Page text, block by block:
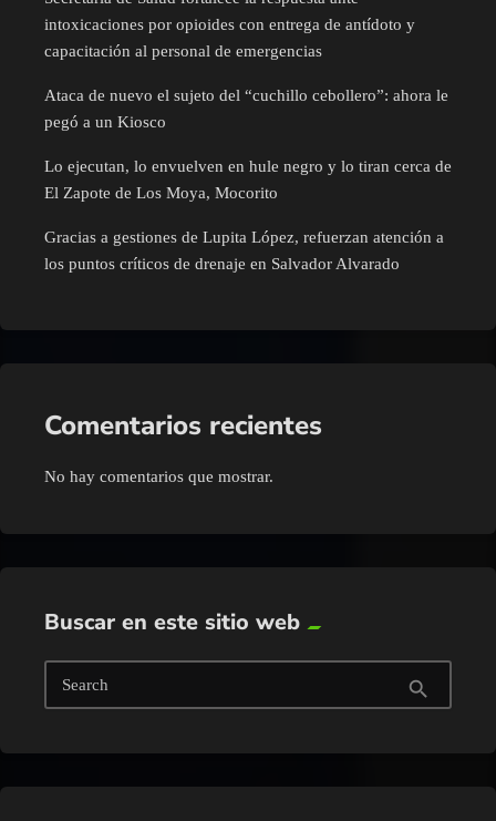
intoxicaciones por opioides con entrega de antídoto y
capacitación al personal de emergencias
Ataca de nuevo el sujeto del “cuchillo cebollero”: ahora le
pegó a un Kiosco
Lo ejecutan, lo envuelven en hule negro y lo tiran cerca de
El Zapote de Los Moya, Mocorito
Gracias a gestiones de Lupita López, refuerzan atención a
los puntos críticos de drenaje en Salvador Alvarado
Comentarios recientes
No hay comentarios que mostrar.
Buscar en este sitio web
Search search